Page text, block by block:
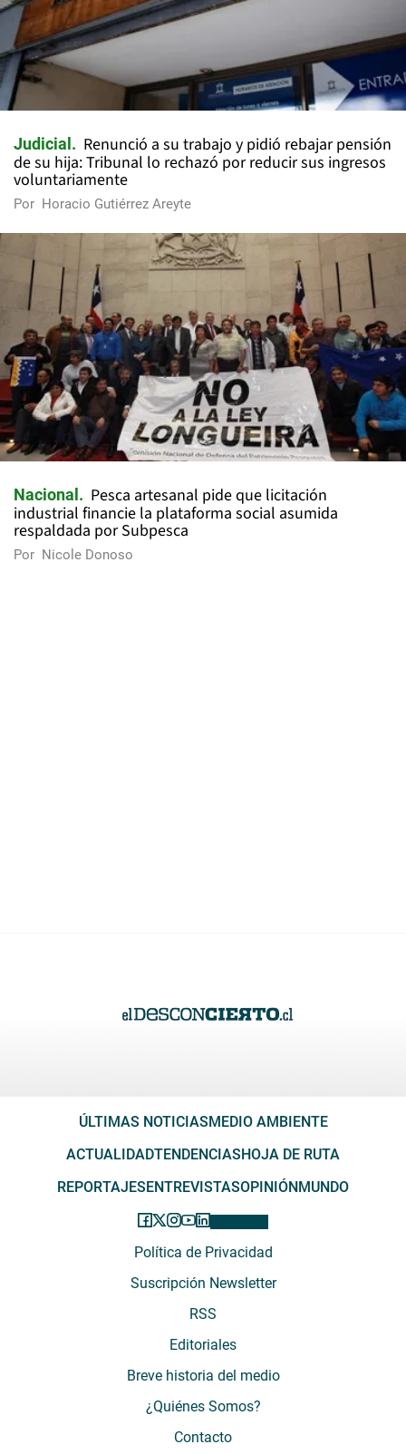
Judicial
Renunció a su trabajo y pidió rebajar pensión
de su hija: Tribunal lo rechazó por reducir sus ingresos
voluntariamente
Por Horacio Gutiérrez Areyte
Nacional
Pesca artesanal pide que licitación
industrial financie la plataforma social asumida
respaldada por Subpesca
Por Nicole Donoso
ÚLTIMAS NOTICIAS MEDIO AMBIENTE
ACTUALIDADTENDENCIAS HOJA DE RUTA
REPORTAJES ENTREVISTASOPINIÓN MUNDO
Política de Privacidad
Suscripción Newsletter
RSS
Editoriales
Breve historia del medio
¿Quiénes Somos?
Contacto